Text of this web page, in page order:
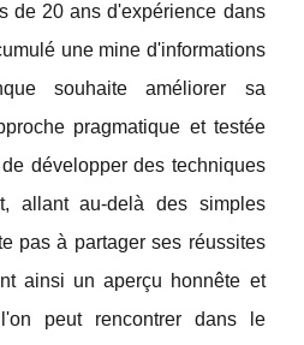
de 20 ans d'expérience dans
une mine d'informations
souhaite améliorer sa
pragmatique et testée
développer des techniques
allant au-delà des simples
pas à partager ses réussites
ainsi un aperçu honnête et
peut rencontrer dans le